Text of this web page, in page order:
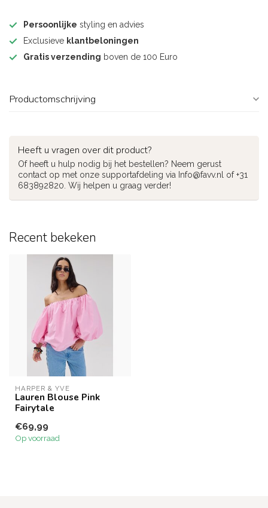
Persoonlijke styling en advies
Exclusieve klantbeloningen
Gratis verzending boven de 100 Euro
Productomschrijving
Heeft u vragen over dit product?
Of heeft u hulp nodig bij het bestellen? Neem gerust
contact op met onze supportafdeling via Info@favv.nl
of +31
683892820. Wij helpen u graag verder!
Recent bekeken
HARPER & YVE
Lauren Blouse Pink
Fairytale
€69,99
Op voorraad